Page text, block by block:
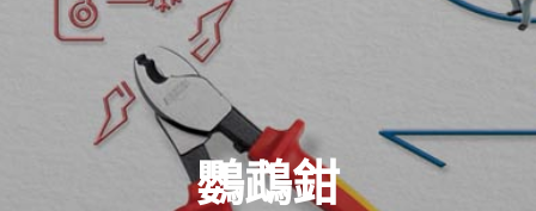
鸚鵡鉗